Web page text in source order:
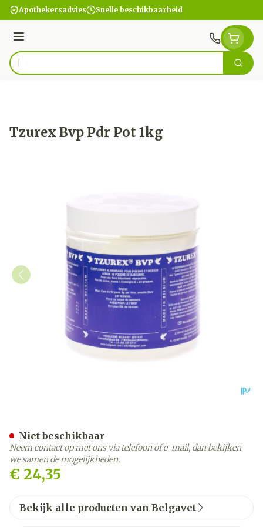
Ga naar de inhoud
Apothekersadvies Snelle beschikbaarheid
Menu
Product, merk, categorie... Zoek
Tzurex Bvp Pdr Pot 1kg
€ 24,35
Niet beschikbaar
Neem contact op met ons via telefoon of e-mail, dan bekijken
we samen de mogelijkheden.
Bekijk alle producten van Belgavet